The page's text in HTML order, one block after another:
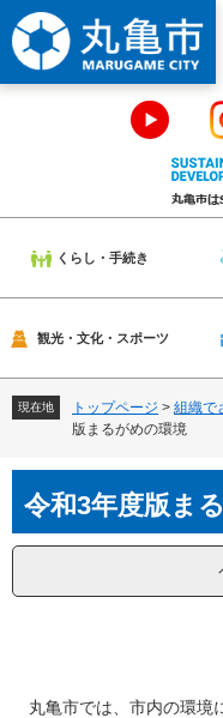
ー
ジ
の
。
ニ
ュ
ー
て
くらし・手続き
観光・文化・スポーツ
現在地 トップページ > 組織で
版まるがめの環境
文令和3年度版ま
丸亀市では、市内の環境